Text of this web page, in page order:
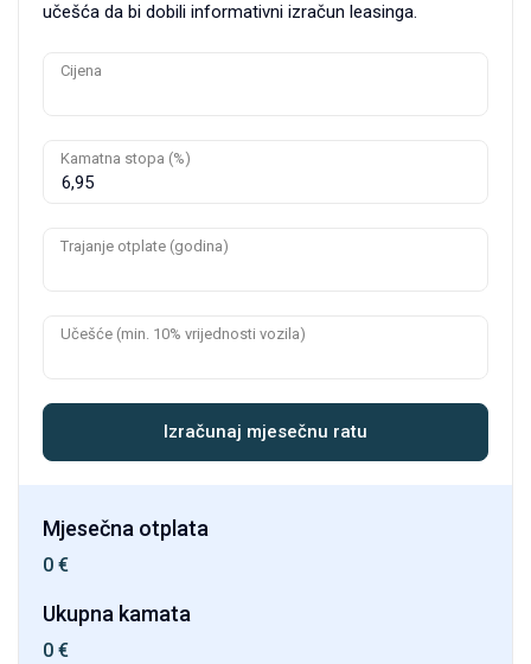
učešća da bi dobili informativni izračun leasinga.
Cijena
Kamatna stopa (%)
Trajanje otplate (godina)
Učešće (min. 10% vrijednosti vozila)
Izračunaj mjesečnu ratu
Mjesečna otplata
0 €
Ukupna kamata
0 €